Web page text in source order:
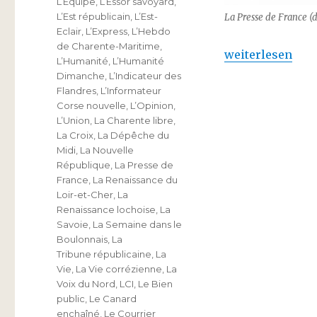
La Presse de France
„Pour la liberté
weiterlesen
L’Est républicain L’Est-
Eclair L’Express L’Hebdo
de Charente-Maritime
L’Humanité L’Humanité
Dimanche L’Indicateur des
Flandres L’Informateur
Corse nouvelle L’Opinion
L’Union La Charente libre
La Croix La Dépêche du
Midi La Nouvelle
République La Presse de
France La Renaissance du
Loir-et-Cher La
Renaissance lochoise La
Savoie La Semaine dans le
Boulonnais La
Tribune républicaine La
Vie La Vie corrézienne La
Voix du Nord LCI Le Bien
public Le Canard
enchaîné Le Courrier